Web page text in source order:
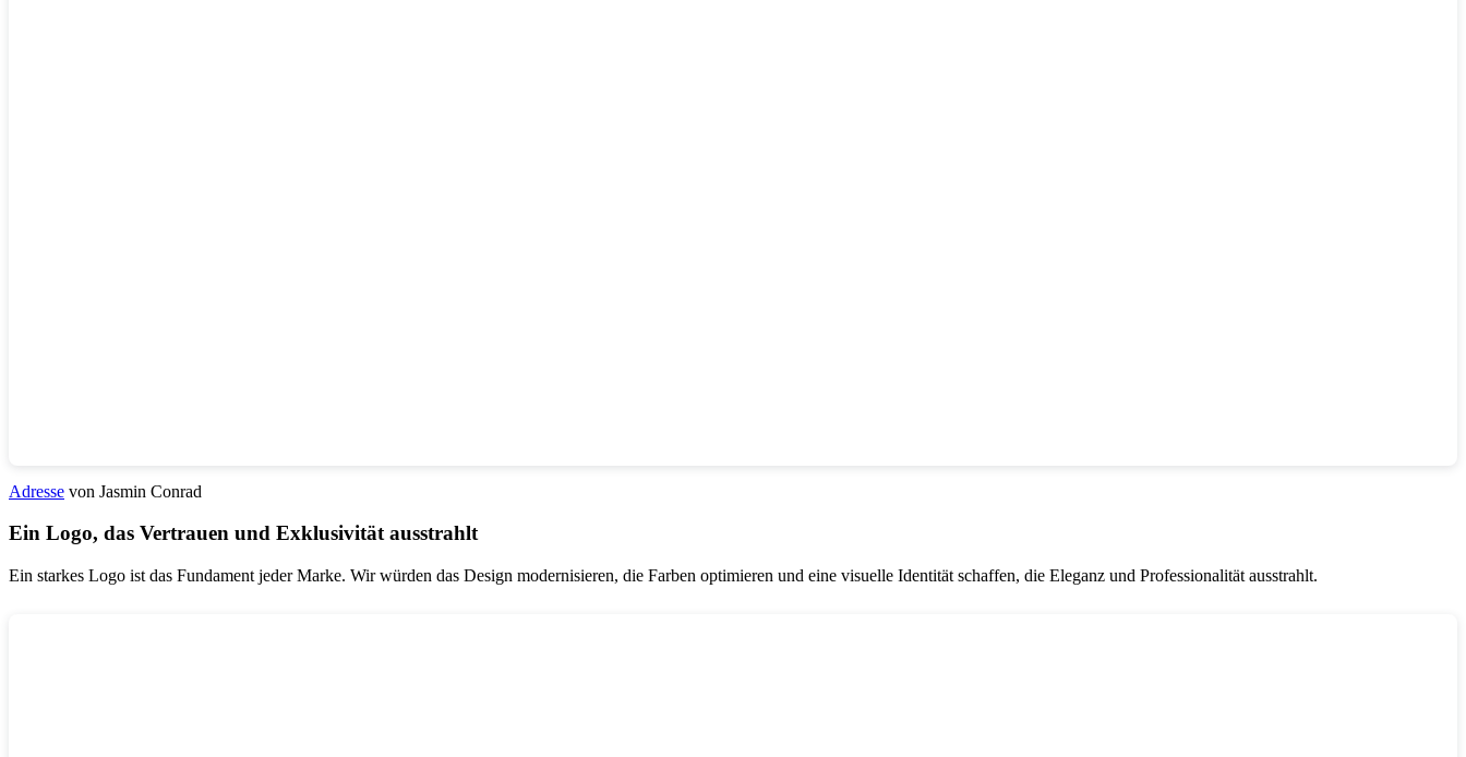
Adresse von Jasmin Conrad
Ein Logo, das Vertrauen und Exklusivität ausstrahlt
Ein starkes Logo ist das Fundament jeder Marke. Wir würden das Design modernisieren, die Farben optimieren und eine visuelle Identität schaffen, die Eleganz und Professionalität ausstrahlt.